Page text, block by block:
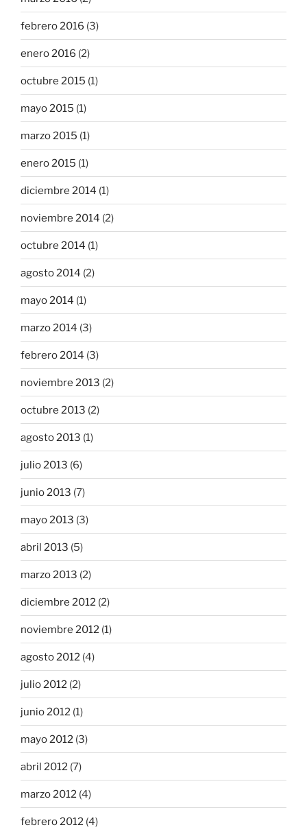
febrero 2016 (3)
enero 2016 (2)
octubre 2015 (1)
mayo 2015 (1)
marzo 2015 (1)
enero 2015 (1)
diciembre 2014 (1)
noviembre 2014 (2)
octubre 2014 (1)
agosto 2014 (2)
mayo 2014 (1)
marzo 2014 (3)
febrero 2014 (3)
noviembre 2013 (2)
octubre 2013 (2)
agosto 2013 (1)
julio 2013 (6)
junio 2013 (7)
mayo 2013 (3)
abril 2013 (5)
marzo 2013 (2)
diciembre 2012 (2)
noviembre 2012 (1)
agosto 2012 (4)
julio 2012 (2)
junio 2012 (1)
mayo 2012 (3)
abril 2012 (7)
marzo 2012 (4)
febrero 2012 (4)